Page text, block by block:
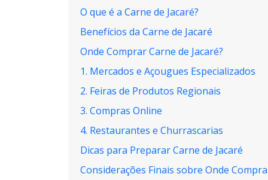
O que é a Carne de Jacaré?
Benefícios da Carne de Jacaré
Onde Comprar Carne de Jacaré?
1. Mercados e Açougues Especializados
2. Feiras de Produtos Regionais
3. Compras Online
4. Restaurantes e Churrascarias
Dicas para Preparar Carne de Jacaré
Considerações Finais sobre Onde